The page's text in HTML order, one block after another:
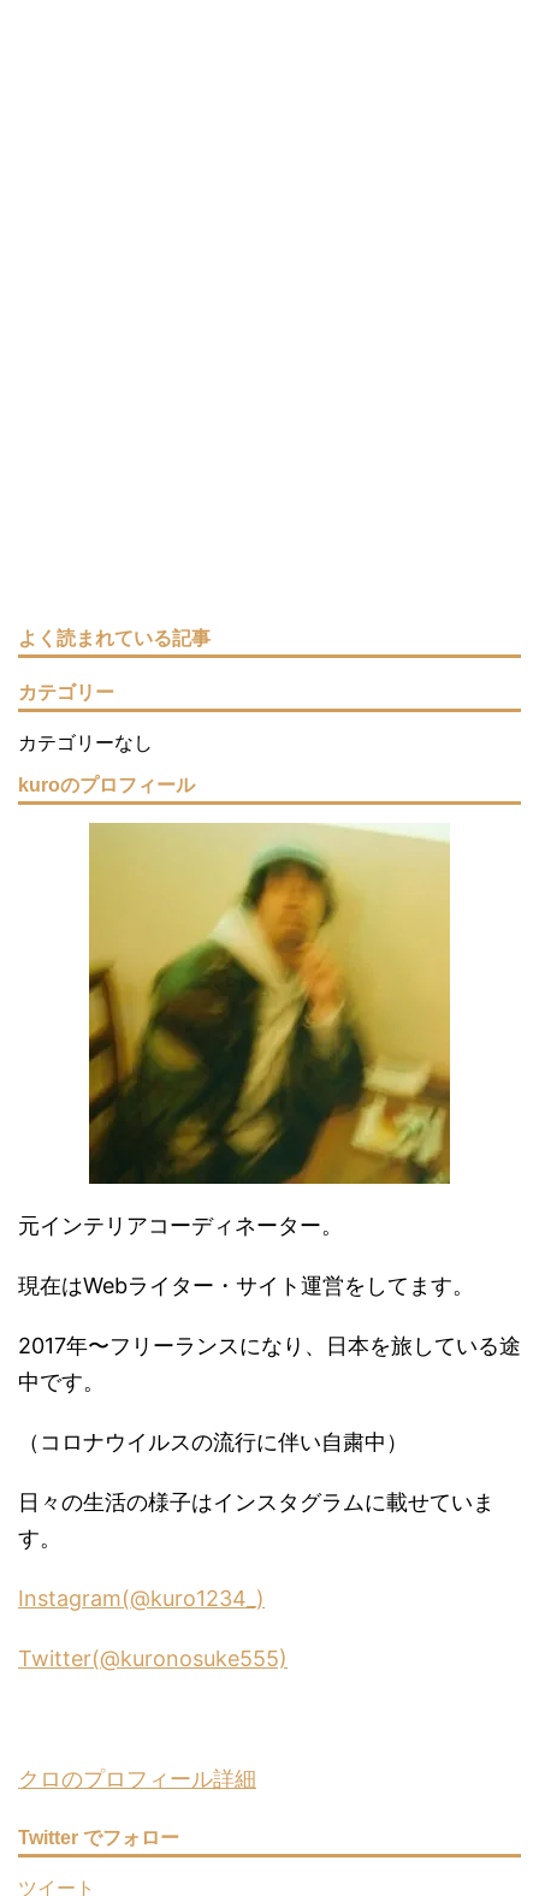
よく読まれている記事
カテゴリー
カテゴリーなし
kuroのプロフィール
元インテリアコーディネーター。
現在はWebライター・サイト運営をしてます。
2017年〜フリーランスになり、日本を旅している途
中です。
（コロナウイルスの流行に伴い自粛中）
日々の生活の様子はインスタグラムに載せていま
す。
Instagram(@kuro1234_)
Twitter(@kuronosuke555)
クロのプロフィール詳細
Twitter でフォロー
ツイート